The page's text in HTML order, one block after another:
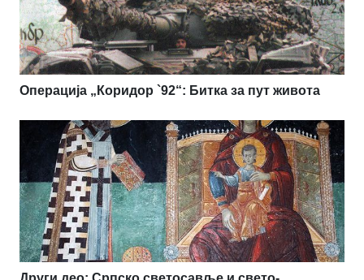
Операција „Коридор `92“: Битка за пут живота